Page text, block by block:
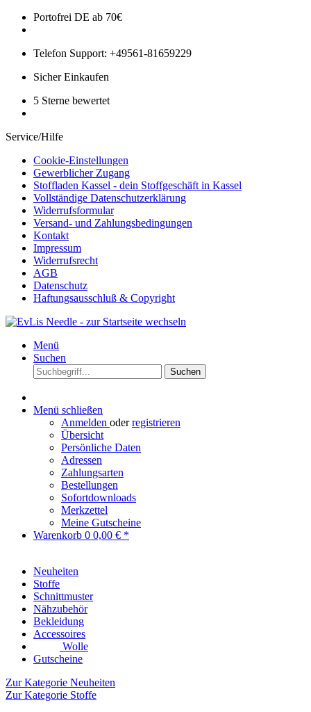
Portofrei DE ab 70€
Telefon Support: +49561-81659229
Sicher Einkaufen
5 Sterne bewertet
Service/Hilfe
Cookie-Einstellungen
Gewerblicher Zugang
Stoffladen Kassel - dein Stoffgeschäft in Kassel
Vollständige Datenschutzerklärung
Widerrufsformular
Versand- und Zahlungsbedingungen
Kontakt
Impressum
Widerrufsrecht
AGB
Datenschutz
Haftungsausschluß & Copyright
Menü
Suchen
Suchen
Menü schließen
Anmelden oderregistrieren
Übersicht
Persönliche Daten
Adressen
Zahlungsarten
Bestellungen
Sofortdownloads
Merkzettel
Meine Gutscheine
Warenkorb 0 0,00 € *
Neuheiten
Stoffe
Schnittmuster
Nähzubehör
Bekleidung
Accessoires
Wolle
Gutscheine
Zur Kategorie Neuheiten
Zur Kategorie Stoffe